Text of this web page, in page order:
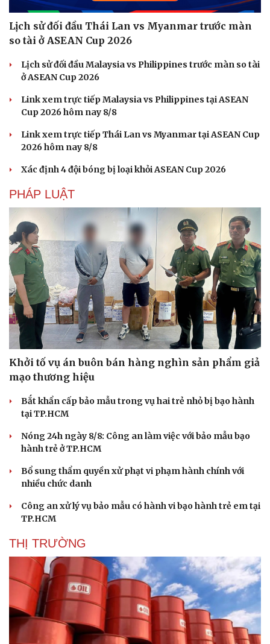
Dinh dưỡng - món ngon
Cây thuốc
Sản phụ khoa
Nhi khoa
Nam khoa
Làm đẹp - giảm cân
Phòng mạch online
Ăn sạch sống khỏe
Blog
Tình yêu - Gia đình
Lịch sử đối đầu Thái Lan vs Myanmar trước màn
so tài ở ASEAN Cup 2026
Lịch sử đối đầu Malaysia vs Philippines trước màn so tài
ở ASEAN Cup 2026
Link xem trực tiếp Malaysia vs Philippines tại ASEAN
Cup 2026 hôm nay 8/8
Link xem trực tiếp Thái Lan vs Myanmar tại ASEAN Cup
2026 hôm nay 8/8
Xác định 4 đội bóng bị loại khỏi ASEAN Cup 2026
PHÁP LUẬT
Khởi tố vụ án buôn bán hàng nghìn sản phẩm giả
mạo thương hiệu
Bắt khẩn cấp bảo mẫu trong vụ hai trẻ nhỏ bị bạo hành
tại TP.HCM
Nóng 24h ngày 8/8: Công an làm việc với bảo mẫu bạo
hành trẻ ở TP.HCM
Bổ sung thẩm quyền xử phạt vi phạm hành chính với
nhiều chức danh
Công an xử lý vụ bảo mẫu có hành vi bạo hành trẻ em tại
TP.HCM
THỊ TRƯỜNG